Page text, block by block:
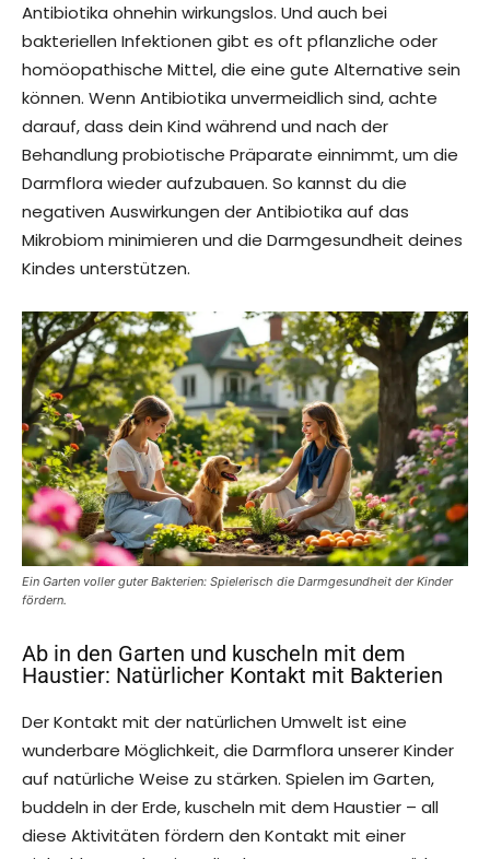
Antibiotika ohnehin wirkungslos. Und auch bei
bakteriellen Infektionen gibt es oft pflanzliche oder
homöopathische Mittel, die eine gute Alternative sein
können. Wenn Antibiotika unvermeidlich sind, achte
darauf, dass dein Kind während und nach der
Behandlung probiotische Präparate einnimmt, um die
Darmflora wieder aufzubauen. So kannst du die
negativen Auswirkungen der Antibiotika auf das
Mikrobiom minimieren und die Darmgesundheit deines
Kindes unterstützen.
Ein Garten voller guter Bakterien: Spielerisch die Darmgesundheit der Kinder
fördern.
Ab in den Garten und kuscheln mit dem
Haustier: Natürlicher Kontakt mit Bakterien
Der Kontakt mit der natürlichen Umwelt ist eine
wunderbare Möglichkeit, die Darmflora unserer Kinder
auf natürliche Weise zu stärken. Spielen im Garten,
buddeln in der Erde, kuscheln mit dem Haustier – all
diese Aktivitäten fördern den Kontakt mit einer